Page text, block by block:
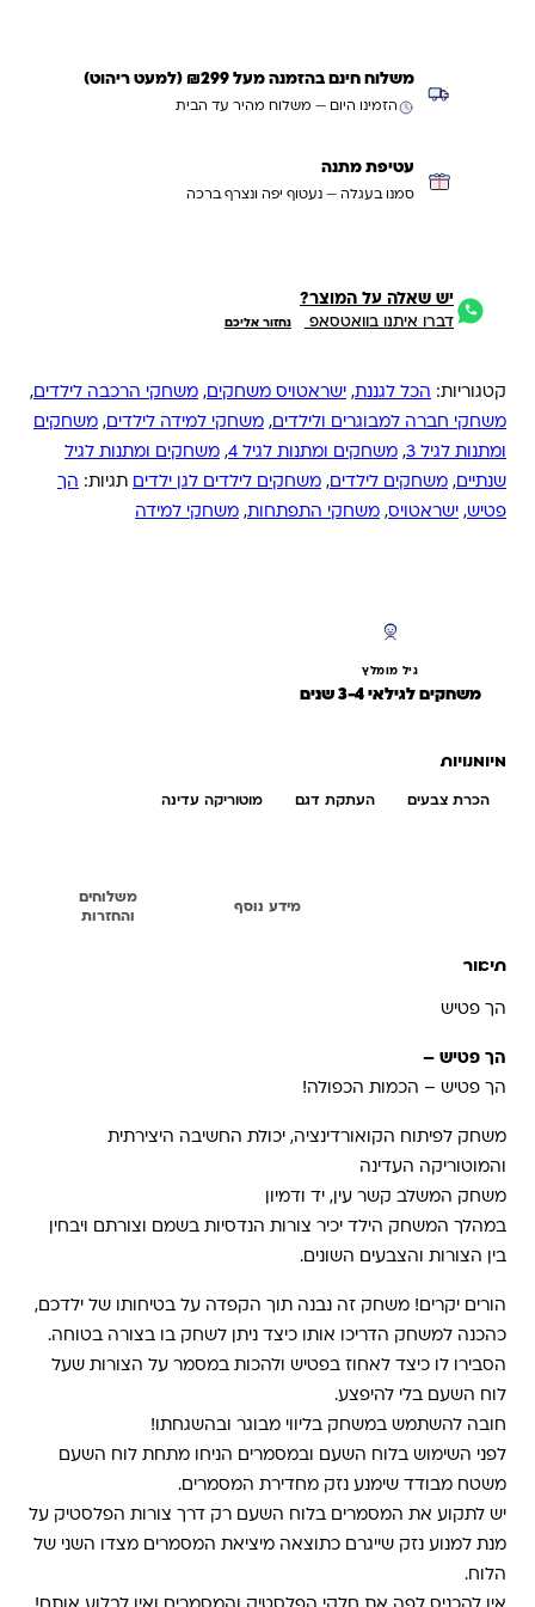
משלוח חינם בהזמנה מעל ₪299 (למעט ריהוט)
הזמינו היום — משלוח מהיר עד הבית
עטיפת מתנה
סמנו בעגלה — נעטוף יפה ונצרף ברכה
יש שאלה על המוצר?
דברו איתנו בוואטסאפ נחזור אליכם
קטגוריות: הכל לגננת, ישראטויס משחקים, משחקי הרכבה לילדים,
משחקי חברה למבוגרים ולילדים, משחקי למידה לילדים, משחקים
ומתנות לגיל 3
, משחקים ומתנות לגיל 4 , משחקים ומתנות לגיל
שנתיים, משחקים לילדים, משחקים לילדים לגן ילדים תגיות: הך
פטיש, ישראטויס, משחקי התפתחות, משחקי למידה
גיל מומלץ
משחקים לגילאי 3-4 שנים
מיומנויות
הכרת צבעים העתקת דגם מוטוריקה עדינה
מידע נוסף
משלוחים
והחזרות
תיאור
הך פטיש
הך פטיש –
הך פטיש – הכמות הכפולה!
משחק לפיתוח הקואורדינציה, יכולת החשיבה היצירתית
והמוטוריקה העדינה
משחק המשלב קשר עין, יד ודמיון
במהלך המשחק הילד יכיר צורות הנדסיות בשמם וצורתם ויבחין
בין הצורות והצבעים השונים.
הורים יקרים! משחק זה נבנה תוך הקפדה על בטיחותו של ילדכם,
כהכנה למשחק הדריכו אותו כיצד ניתן לשחק בו בצורה בטוחה.
הסבירו לו כיצד לאחוז בפטיש ולהכות במסמר על הצורות שעל
לוח השעם בלי להיפצע.
חובה להשתמש במשחק בליווי מבוגר ובהשגחתו!
לפני השימוש בלוח השעם ובמסמרים הניחו מתחת לוח השעם
משטח מבודד שימנע נזק מחדירת המסמרים.
יש לתקוע את המסמרים בלוח השעם רק דרך צורות הפלסטיק על
מנת למנוע נזק שייגרם כתוצאה מיציאת המסמרים מצדו השני של
הלוח.